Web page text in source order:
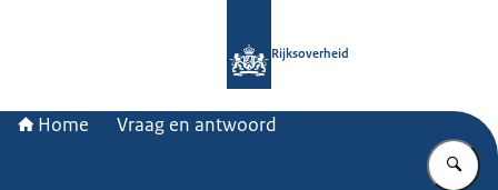
Rijksoverheid
Home Vraag en antwoord